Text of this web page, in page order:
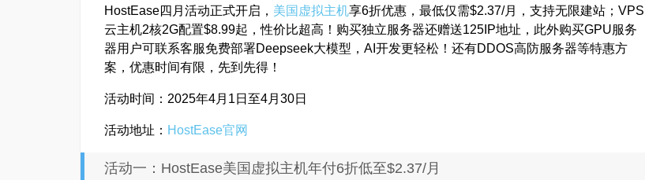
HostEase四月活动正式开启， 美国虚拟主机享6折优惠，最低仅需$2.37/月，支持无限建站；VPS
云主机2核2G配置$8.99起，性价比超高！购买独立服务器还赠送125IP地址，此外购买GPU服务
器用户可联系客服免费部署Deepseek大模型，AI开发更轻松！还有DDOS高防服务器等特惠方
案，优惠时间有限，先到先得！
活动时间：2025年4月1日至4月30日
活动地址： HostEase官网
活动一：HostEase美国虚拟主机年付6折低至$2.37/月